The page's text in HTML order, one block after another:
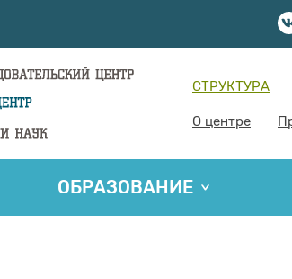
СТРУКТУРА
О центре
ОБРАЗОВАНИЕ